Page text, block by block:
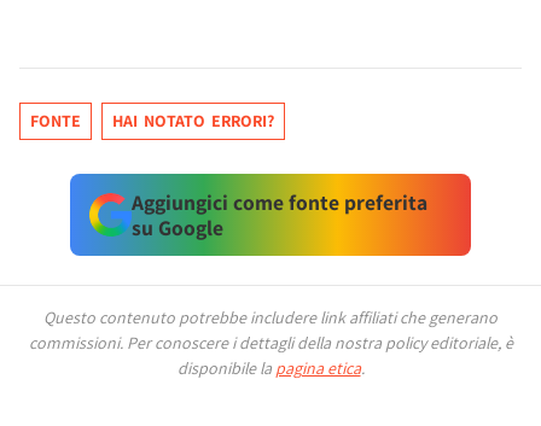
FONTE HAI NOTATO ERRORI?
Aggiungici come fonte preferita
su Google
Questo contenuto potrebbe includere link affiliati che generano
commissioni. Per conoscere i dettagli della nostra policy editoriale, è
disponibile la pagina etica.